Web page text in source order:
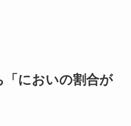
においの割合が